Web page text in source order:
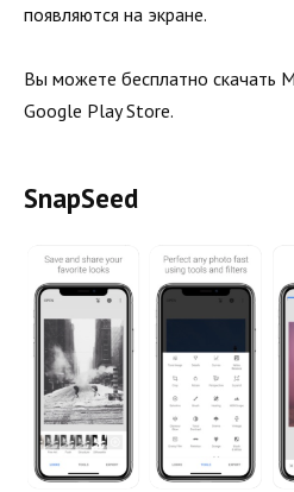
появляются на экране.
Вы можете бесплатно скачать
Google Play Store.
SnapSeed